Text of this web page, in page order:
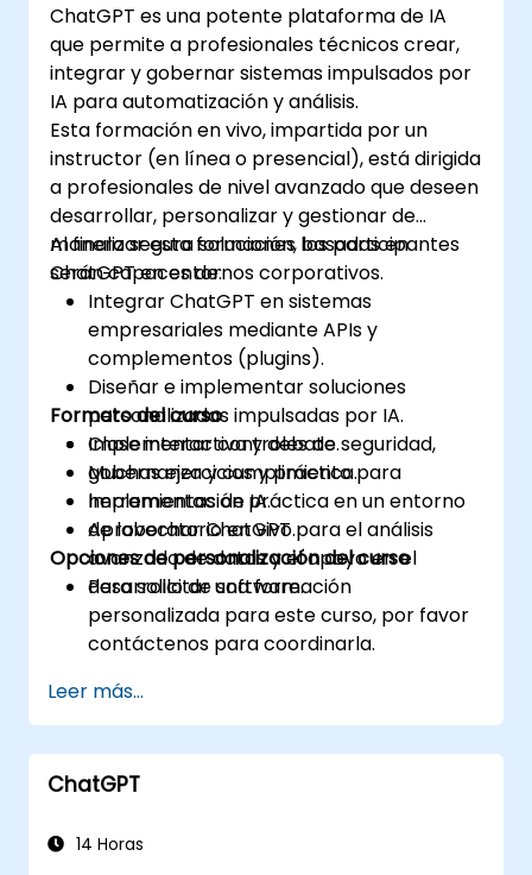
ChatGPT es una potente plataforma de IA
que permite a profesionales técnicos crear,
integrar y gobernar sistemas impulsados por
IA para automatización y análisis.
Esta formación en vivo, impartida por un
instructor (en línea o presencial), está dirigida
a profesionales de nivel avanzado que deseen
desarrollar, personalizar y gestionar de
manera segura soluciones basadas en
ChatGPT en entornos corporativos.
Al finalizar esta formación, los participantes
serán capaces de:
Integrar ChatGPT en sistemas
empresariales mediante APIs y
complementos (plugins).
Diseñar e implementar soluciones
personalizadas impulsadas por IA.
Implementar controles de seguridad,
gobernanza y cumplimiento para
herramientas de IA.
Aprovechar ChatGPT para el análisis
avanzado de datos y el apoyo en el
desarrollo de software.
Formato del curso
Clase interactiva y debate.
Muchas ejercicios y práctica.
Implementación práctica en un entorno
de laboratorio en vivo.
Opciones de personalización del curso
Para solicitar una formación
personalizada para este curso, por favor
contáctenos para coordinarla.
Leer más...
ChatGPT
14 Horas